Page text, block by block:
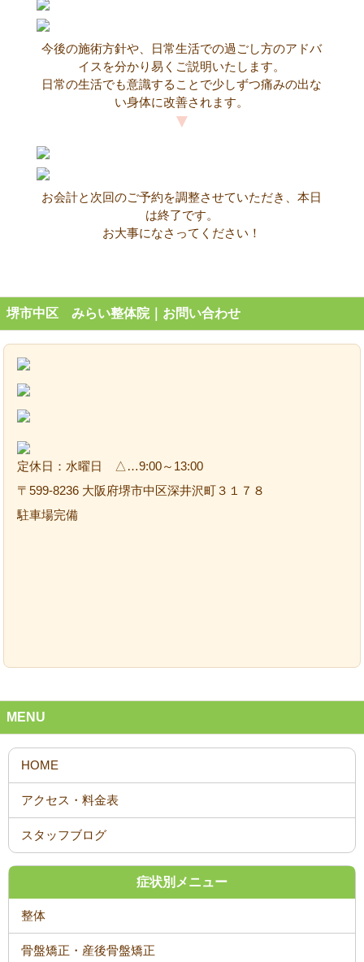
今後の施術方針や、日常生活での過ごし方のアドバ
イスを分かり易くご説明いたします。
日常の生活でも意識することで少しずつ痛みの出な
い身体に改善されます。
お会計と次回のご予約を調整させていただき、本日
は終了です。
お大事になさってください！
堺市中区 みらい整体院｜お問い合わせ
定休日：水曜日 △…9:00～13:00
〒599-8236 大阪府堺市中区深井沢町３１７８
駐車場完備
MENU
スタッフブログ
症状別メニュー
整体
骨盤矯正・産後骨盤矯正